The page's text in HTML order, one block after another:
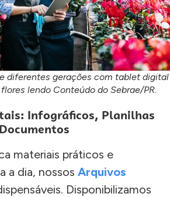
diferentes gerações com tablet digital
lendo Conteúdo do Sebrae/PR.
Infográficos, Planilhas
materiais práticos e
a dia, nossos Arquivos
Disponibilizamos